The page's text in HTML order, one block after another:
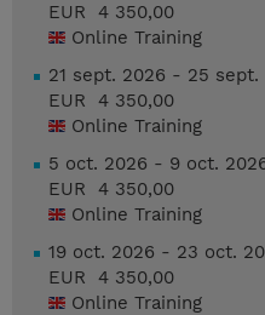
EUR 4 350,00
Online Training
21 sept. 2026 - 25 sept.
EUR 4 350,00
Online Training
5 oct. 2026 - 9 oct.
EUR 4 350,00
Online Training
19 oct. 2026 - 23 oct.
EUR 4 350,00
Online Training